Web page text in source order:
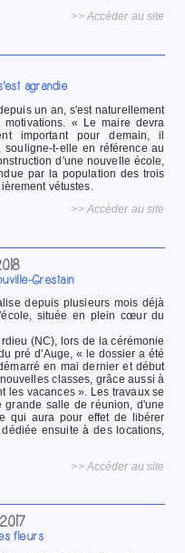
>> Accéder au site
agrandie
un an, s'est naturellement
« Le maire devra
important pour demain, il
souligne-t-elle en référence au
d'une nouvelle école,
par la population des trois
vétustes.
>> Accéder au site
Grestain
depuis plusieurs mois déjà
située en plein cœur du
(NC), lors de la cérémonie
pré d'Auge, « le dossier a été
en mai dernier et début
classes, grâce aussi à
les vacances ». Les travaux se
grande salle de réunion, d'une
qui aura pour effet de libérer
ensuite à des locations,
>> Accéder au site
fleurs